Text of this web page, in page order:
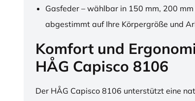
Gasfeder – wählbar in 150 mm, 200
abgestimmt auf Ihre Körpergröße und
Komfort und
HÅG Capisco 8106
Der HÅG Capisco 8106 unterstützt eine